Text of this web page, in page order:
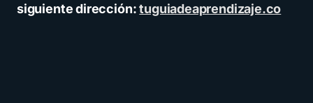
siguiente dirección:tuguiadeaprendizaje.co